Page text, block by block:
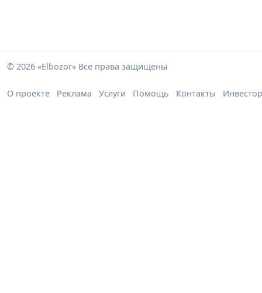
© 2026 «Elbozor» Все права защищены
О проекте Реклама Услуги Помощь Контакты